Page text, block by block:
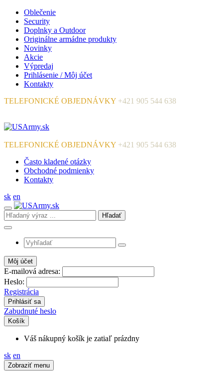
Oblečenie
Security
Doplnky a Outdoor
Originálne armádne produkty
Novinky
Akcie
Výpredaj
Prihlásenie / Môj účet
Kontakty
TELEFONICKÉ OBJEDNÁVKY +421 905 544 638
TELEFONICKÉ OBJEDNÁVKY +421 905 544 638
Často kladené otázky
Obchodné podmienky
Kontakty
sk en
Hľadať
Môj účet
E-mailová adresa:
Heslo:
Registrácia
Zabudnuté heslo
Košík
Váš nákupný košík je zatiaľ prázdny
sk en
Zobraziť menu